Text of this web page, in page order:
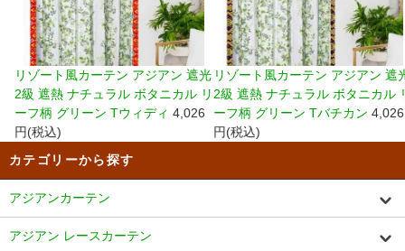
リゾート風カーテン アジアン 遮光
2級 遮熱 ナチュラル ボタニカル リ
ーフ柄 グリーン Tウィディ 4,026
円(税込)
リゾート風カーテン アジアン 遮
2級 遮熱 ナチュラル ボタニカル
ーフ柄 グリーン Tバチカン 4,026
円(税込)
カテゴリーから探す
アジアンカーテン
アジアン レースカーテン